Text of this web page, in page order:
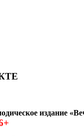
издание